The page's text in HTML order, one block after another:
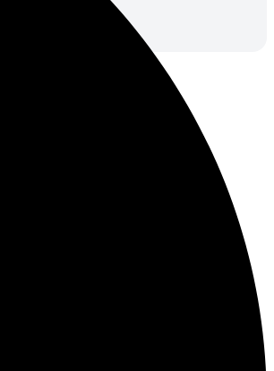
и доступ к базе клиентов.